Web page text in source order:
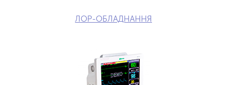
ЛОР-ОБЛАДНАННЯ